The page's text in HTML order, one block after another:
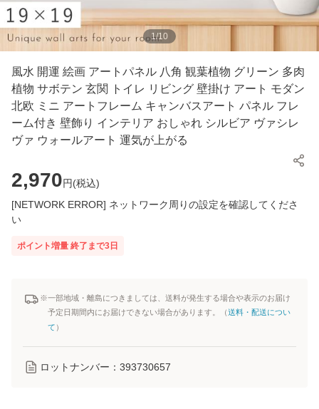
1/10
風水 開運 絵画 アートパネル 八角 観葉植物 グリーン 多肉
植物 サボテン 玄関 トイレ リビング 壁掛け アート モダン
北欧 ミニ アートフレーム キャンバスアート パネル フレ
ーム付き 壁飾り インテリア おしゃれ シルビア ヴァシレ
ヴァ ウォールアート 運気が上がる
2,970円(税込)
[NETWORK ERROR] ネットワーク周りの設定を確認してくださ
い
ポイント増量 終了まで3 日
※一部地域・離島につきましては、送料が発生する場合や表示のお届け
予定日期間内にお届けできない場合があります。（送料・配送につい
て ）
ロットナンバー： 393730657